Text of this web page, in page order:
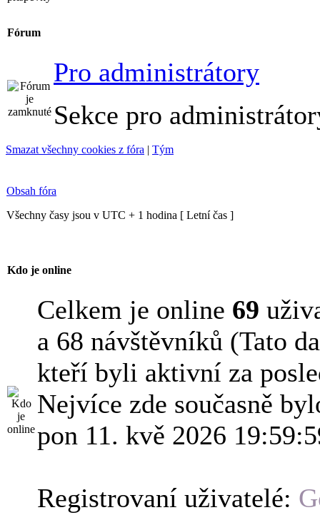
Fórum
Pro administrátory
Sekce pro
Smazat všechny cookies z fóra | Tým
Obsah fóra
Všechny časy jsou v UTC + 1 hodina [ Letní čas ]
Kdo je online
Celkem je online 69
a 68 návštěvníků (Tato
kteří byli aktivní za
Nejvíce zde současně
pon 11. kvě 2026
Registrovaní uživatelé: